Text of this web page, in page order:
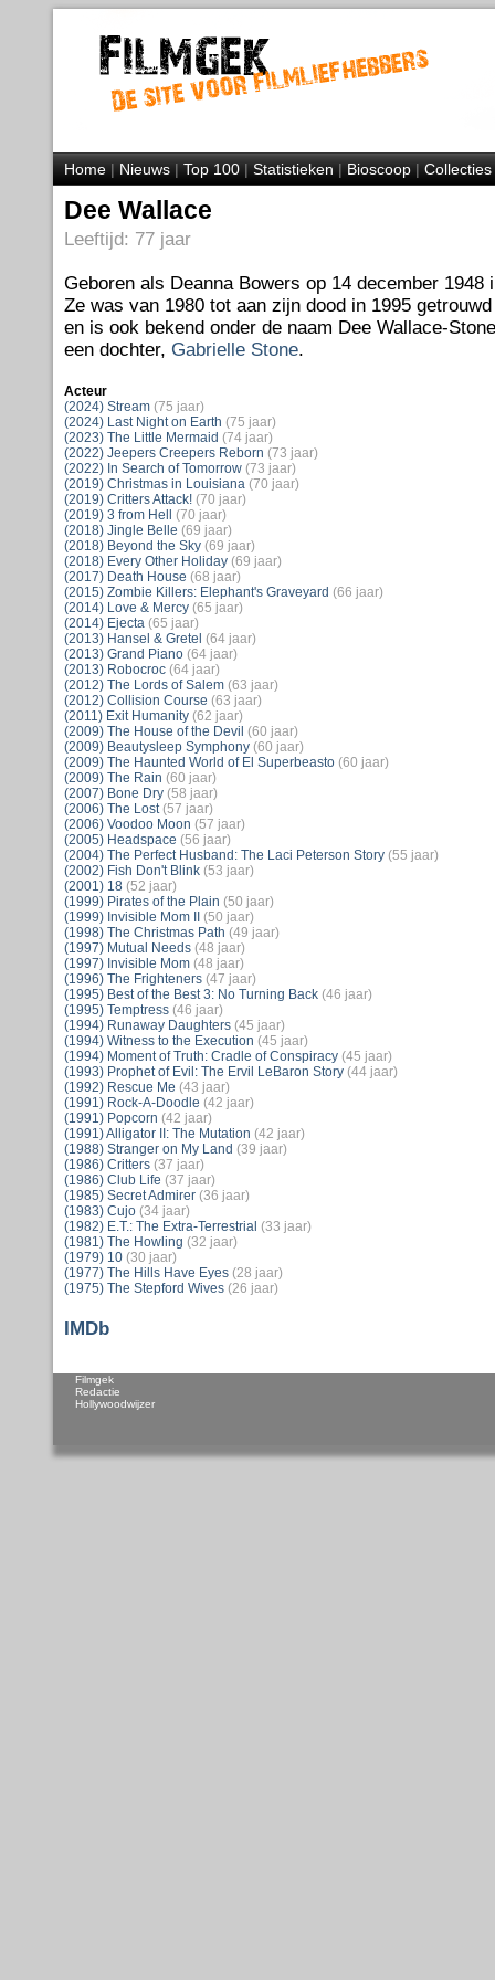
Home|Nieuws|Top 100|Statistieken|Bioscoop|Collecties
Dee Wallace
Leeftijd: 77 jaar
Geboren als Deanna Bowers op 14 december 1948
Ze was van 1980 tot aan zijn dood in 1995
en is ook bekend onder de naam Dee Wallace-
een dochter, Gabrielle Stone.
Acteur
(2024) Stream (75 jaar)
(2024) Last Night on Earth (75 jaar)
(2023) The Little Mermaid (74 jaar)
(2022) Jeepers Creepers Reborn (73 jaar)
(2022) In Search of Tomorrow (73 jaar)
(2019) Christmas in Louisiana (70 jaar)
(2019) Critters Attack! (70 jaar)
(2019) 3 from Hell
(70 jaar)
(2018) Jingle Belle (69 jaar)
(2018) Beyond the Sky (69 jaar)
(2018) Every Other Holiday (69 jaar)
(2017) Death House (68 jaar)
(2015) Zombie Killers: Elephant's Graveyard (66 jaar)
(2014) Love & Mercy (65 jaar)
(2014) Ejecta (65 jaar)
(2013) Hansel & Gretel (64 jaar)
(2013) Grand Piano (64 jaar)
(2013) Robocroc (64 jaar)
(2012) The Lords of Salem (63 jaar)
(2012) Collision Course (63 jaar)
(2011) Exit Humanity (62 jaar)
(2009) The House of the Devil (60 jaar)
(2009) Beautysleep Symphony (60 jaar)
(2009) The Haunted World of El Superbeasto (60 jaar)
(2009) The Rain (60 jaar)
(2007) Bone Dry (58 jaar)
(2006) The Lost (57 jaar)
(2006) Voodoo Moon (57 jaar)
(2005) Headspace (56 jaar)
(2004) The Perfect Husband: The Laci Peterson Story (55 jaar)
(2002) Fish Don't Blink (53 jaar)
(2001) 18 (52 jaar)
(1999) Pirates of the Plain (50 jaar)
(1999) Invisible Mom II
(50 jaar)
(1998) The Christmas Path (49 jaar)
(1997) Mutual Needs (48 jaar)
(1997) Invisible Mom (48 jaar)
(1996) The Frighteners (47 jaar)
(1995) Best of the Best 3: No Turning Back (46 jaar)
(1995) Temptress (46 jaar)
(1994) Runaway Daughters (45 jaar)
(1994) Witness to the Execution (45 jaar)
(1994) Moment of Truth: Cradle of Conspiracy (45 jaar)
(1993) Prophet of Evil: The Ervil LeBaron Story (44 jaar)
(1992) Rescue Me (43 jaar)
(1991) Rock-A-Doodle (42 jaar)
(1991) Popcorn (42 jaar)
(1991) Alligator II: The Mutation (42 jaar)
(1988) Stranger on My Land (39 jaar)
(1986) Critters (37 jaar)
(1986) Club Life (37 jaar)
(1985) Secret Admirer (36 jaar)
(1983) Cujo (34 jaar)
(1982) E.T.: The Extra-Terrestrial (33 jaar)
(1981) The Howling (32 jaar)
(1979) 10 (30 jaar)
(1977) The Hills Have Eyes (28 jaar)
(1975) The Stepford Wives (26 jaar)
IMDb
Filmgek
Redactie
Hollywoodwijzer